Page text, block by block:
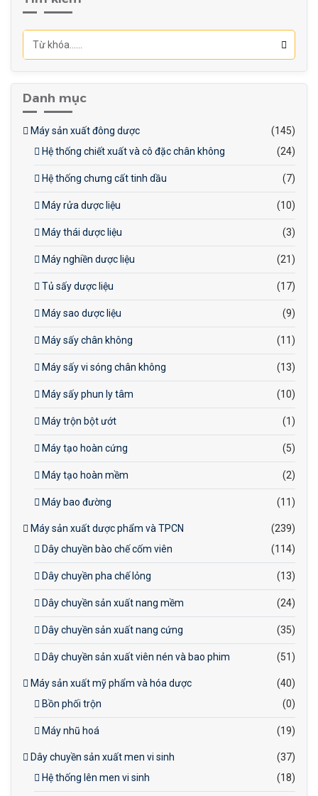
và làm sạch tại chỗ (CIP)
giúp đảm bảo vệ sinh tuyệt
đối, ngăn ngừa sự nhiễm
lượng sản phẩm và tăng
tuổi thọ máy.
Danh mục
Máy sản xuất đông dược
(145)
Hệ thống chiết xuất và cô đặc chân không
(24)
Hệ thống chưng cất tinh dầu (7)
Máy rửa dược liệu (10)
Máy thái dược liệu (3)
Máy nghiền dược liệu (21)
Tủ sấy dược liệu (17)
Máy sao dược liệu (9)
Máy sấy chân không (11)
Máy sấy vi sóng chân không (13)
Máy sấy phun ly tâm (10)
Máy trộn bột ướt (1)
Máy tạo hoàn cứng (5)
Máy tạo hoàn mềm (2)
Máy bao đường (11)
Máy sản xuất dược phẩm và TPCN
(239)
Dây chuyền bào chế cốm viên
(114)
Dây chuyền pha chế lỏng (13)
Dây chuyền sản xuất nang mềm (24)
Dây chuyền sản xuất nang cứng (35)
Dây chuyền sản xuất viên nén và bao phim (51)
Máy sản xuất mỹ phẩm và hóa dược
(40)
Bồn phối trộn
(0)
Máy nhũ hoá (19)
Dây chuyền sản xuất men vi sinh
(37)
Hệ thống lên men vi sinh
(18)